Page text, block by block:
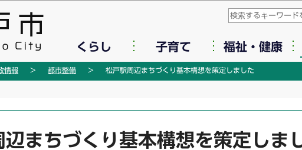
このページの本文へ
くらし 子育て 福祉・健康
情報 都市整備 松戸駅周辺まちづくり基本構想を策定しました
辺まちづくり基本構想を策定しま